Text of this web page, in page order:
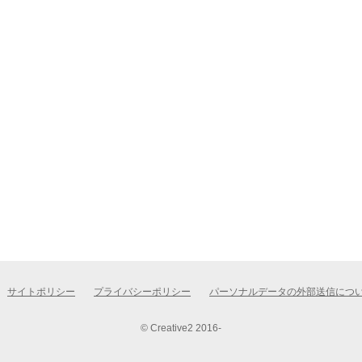
サイトポリシー プライバシーポリシー パーソナルデータの外部送信につ
© Creative2 2016-